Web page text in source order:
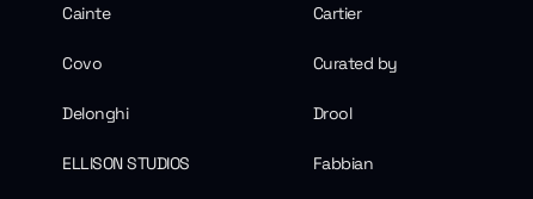
Cainte Cartier
Covo Curated by
Delonghi Drool
ELLISON STUDIOS Fabbian